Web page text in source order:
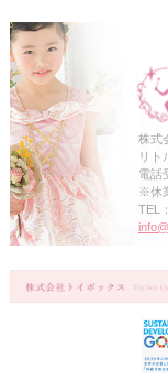
株式
リト
電話
※休
TEL